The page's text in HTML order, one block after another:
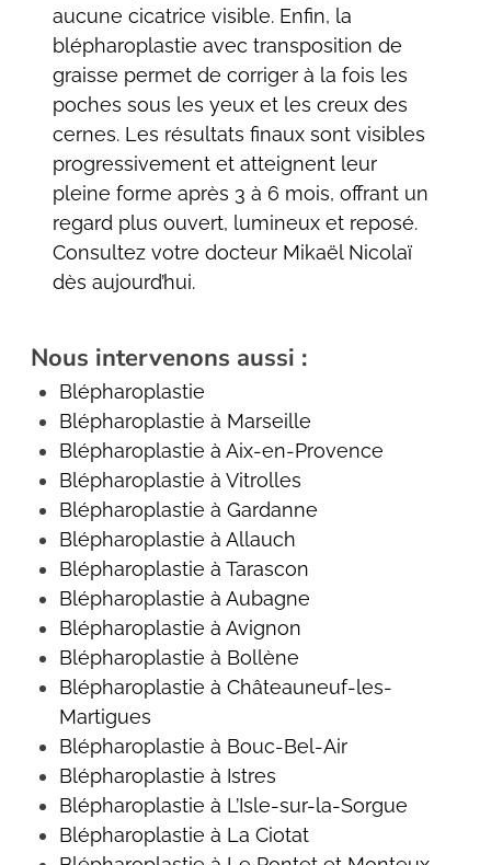
aucune cicatrice visible. Enfin, la
blépharoplastie avec transposition de
graisse permet de corriger à la fois les
poches sous les yeux et les creux des
cernes. Les résultats finaux sont visibles
progressivement et atteignent leur
pleine forme après 3 à 6 mois, offrant un
regard plus ouvert, lumineux et reposé.
Consultez votre docteur Mikaël Nicolaï
dès aujourd’hui.
Nous intervenons aussi :
Blépharoplastie
Blépharoplastie à Marseille
Blépharoplastie à Aix-en-Provence
Blépharoplastie à Vitrolles
Blépharoplastie à Gardanne
Blépharoplastie à Allauch
Blépharoplastie à Tarascon
Blépharoplastie à Aubagne
Blépharoplastie à Avignon
Blépharoplastie à Bollène
Blépharoplastie à Châteauneuf-les-
Martigues
Blépharoplastie à Bouc-Bel-Air
Blépharoplastie à Istres
Blépharoplastie à L’Isle-sur-la-Sorgue
Blépharoplastie à La Ciotat